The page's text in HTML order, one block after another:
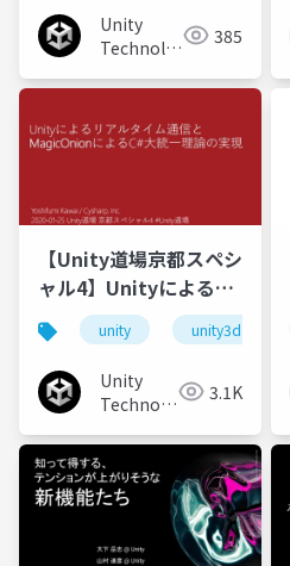
Unity
Technologies 385
【Unity道場京都スペシ
ャル4】Unityによるリ
アルタイム通信と
MagicOnionによるC#
大統一理論の実現
unity unity3d
Unity
Technologies 3.1K